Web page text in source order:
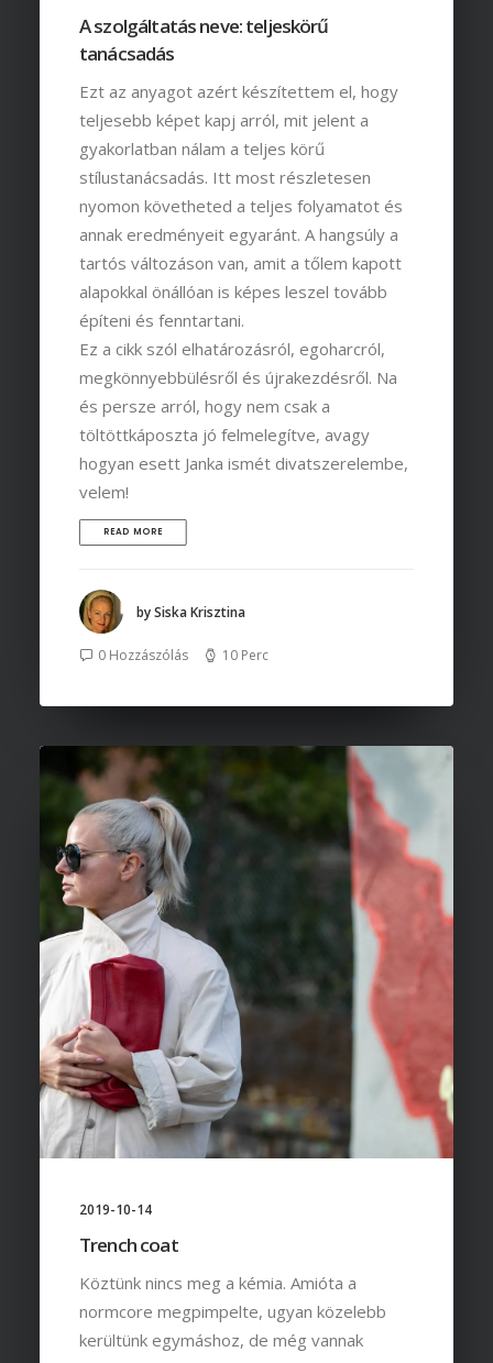
A szolgáltatás neve: teljeskörű
tanácsadás
Ezt az anyagot azért készítettem el, hogy
teljesebb képet kapj arról, mit jelent a
gyakorlatban nálam a teljes körű
stílustanácsadás. Itt most részletesen
nyomon követheted a teljes folyamatot és
annak eredményeit egyaránt. A hangsúly a
tartós változáson van, amit a tőlem kapott
alapokkal önállóan is képes leszel tovább
építeni és fenntartani.
Ez a cikk szól elhatározásról, egoharcról,
megkönnyebbülésről és újrakezdésről. Na
és persze arról, hogy nem csak a
töltöttkáposzta jó felmelegítve, avagy
hogyan esett Janka ismét divatszerelembe,
velem!
READ MORE
by Siska Krisztina
0 Hozzászólás 10 Perc
2019-10-14
Trench coat
Köztünk nincs meg a kémia. Amióta a
normcore megpimpelte, ugyan közelebb
kerültünk egymáshoz, de még vannak